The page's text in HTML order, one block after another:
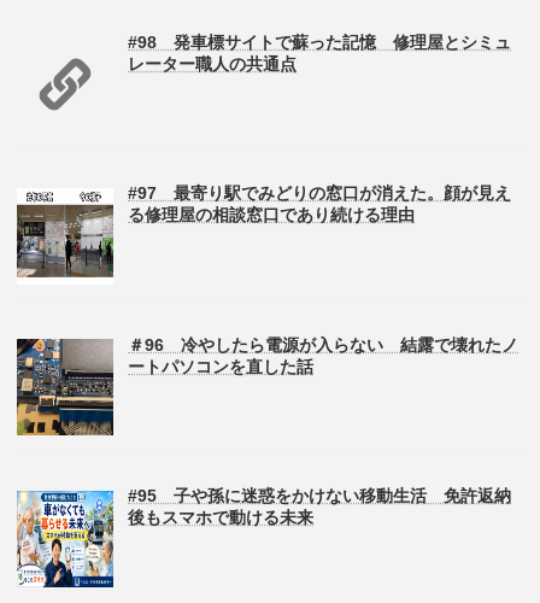
#98 発車標サイトで蘇った記憶 修理屋とシミュ
レーター職人の共通点
#97 最寄り駅でみどりの窓口が消えた。顔が見え
る修理屋の相談窓口であり続ける理由
＃96 冷やしたら電源が入らない 結露で壊れたノ
ートパソコンを直した話
#95 子や孫に迷惑をかけない移動生活 免許返納
後もスマホで動ける未来